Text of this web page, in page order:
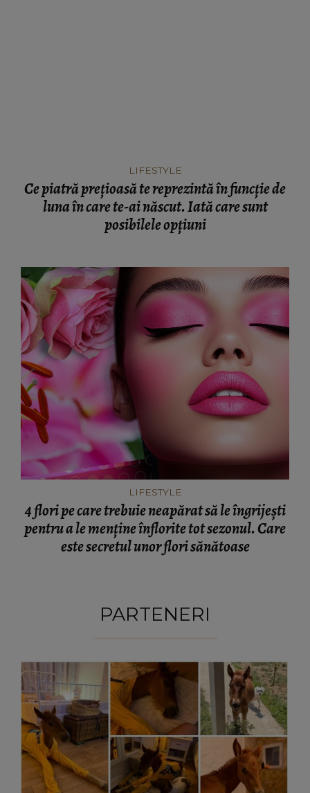
posibilele opțiuni
LIFESTYLE
4 flori pe care trebuie neapărat să le îngrijești
pentru a le menține înflorite tot sezonul. Care
este secretul unor flori sănătoase
PARTENERI
ANTENA3.RO
Marlie, cel mai alintat mânz de pe net: